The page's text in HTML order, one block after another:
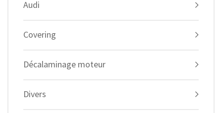
Audi
Covering
Décalaminage moteur
Divers